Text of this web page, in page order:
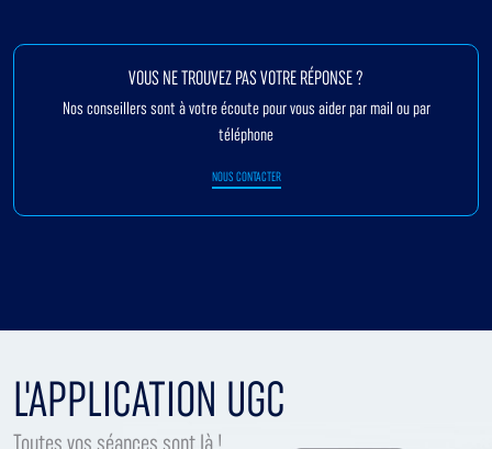
VOUS NE TROUVEZ PAS VOTRE RÉPONSE ?
Nos conseillers sont à votre écoute pour vous aider par mail ou par
téléphone
NOUS CONTACTER
L'APPLICATION UGC
Toutes vos séances sont là !